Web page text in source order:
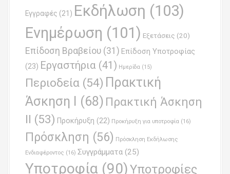
Εγγραφές (21) Εκδήλωση (103)
Ενημέρωση (101) Εξετάσεις (20)
Επίδοση Βραβείου (31) Επίδοση Υποτροφίας
(23) Εργαστήρια (41) Ημερίδα (15)
Περιοδεία (54) Πρακτική
Άσκηση Ι
(68) Πρακτική Άσκηση
ΙΙ (53) Προκήρυξη (22) Προκήρυξη για υποτροφία (16)
Πρόσκληση (56) Πρόσκληση Εκδήλωσης
Ενδιαφέροντος (16) Συγγράμματα (25)
Υποτροφία (90)Υποτροφίες